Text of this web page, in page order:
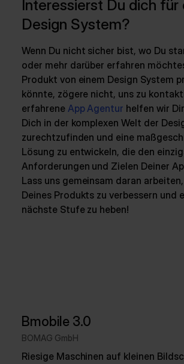
Interessierst Du dich für
Design System?
Wenn Du nicht sicher bist, wo Du
oder mehr darüber erfahren
Produkt von einem Design System
könnte, zögere nicht, uns zu
erfahrene App Agentur helfen wir
Dich in der komplexen Welt der
zurechtzufinden und eine
Lösung zu entwickeln, die den
Anforderungen und Zielen Deiner
Lass uns gemeinsam daran
Deines Produkts zu verbessern und
nächste Stufe zu heben!
Bmobile 3.0
BOMAG GmbH
Riesige Maschinen auf kleinen